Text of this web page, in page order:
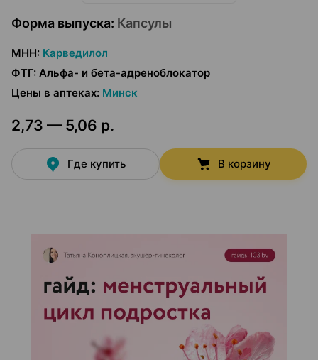
Форма выпуска: Капсулы
МНН: Карведилол
ФТГ: Альфа- и бета-адреноблокатор
Цены в аптеках: Минск
2,73 — 5,06 р.
Где купить В корзину